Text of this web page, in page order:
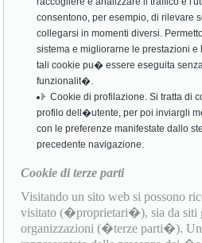
consentono, per esempio, di rilevare
collegarsi in momenti diversi.
sistema e migliorarne le prestazioni
tali cookie pu� essere eseguita
funzionalit�.
Cookie di profilazione. Si tratta di
profilo dell�utente, per poi inviargli
con le preferenze manifestate dallo
precedente navigazione.
Cookie di terze parti
Visitando un sito web si possono
visitato (�proprietari�), sia da siti
organizzazioni (�terze parti�).